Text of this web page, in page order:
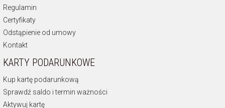
Regulamin
Certyfikaty
Odstąpienie od umowy
Kontakt
KARTY PODARUNKOWE
Kup kartę podarunkową
Sprawdź saldo i termin ważności
Aktywuj kartę